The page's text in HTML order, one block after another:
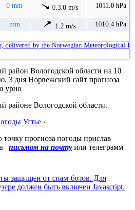
0 mm 0.3.0 m/s 1011.0 hPa
mm 1.2 m/s 1010.4 hPa
delivered by the Norwegian Meteorological
район Вологодской области на 10
3 дня Норвежский сайт прогноза
урно
районе Вологодской области.
Устье ›
прогноза погоды прислав
письмом на почту или телеграмм
защищен от спам-ботов. Для
должен быть включен Javascript.